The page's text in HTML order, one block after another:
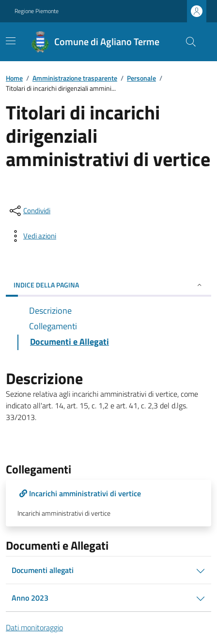
Regione Piemonte
Comune di Agliano Terme
Home / Amministrazione trasparente / Personale /
Titolari di incarichi dirigenziali ammini...
Titolari di incarichi
dirigenziali
amministrativi di vertice
Condividi
Vedi azioni
INDICE DELLA PAGINA
Descrizione
Collegamenti
Documenti e Allegati
Descrizione
Sezione relativa agli incarichi amministrativi di vertice, come
indicato all'art. 14, art. 15, c. 1,2 e art. 41, c. 2,3 del d.lgs.
33/2013.
Collegamenti
Incarichi amministrativi di vertice
Incarichi amministrativi di vertice
Documenti e Allegati
Documenti allegati
Anno 2023
Dati monitoraggio